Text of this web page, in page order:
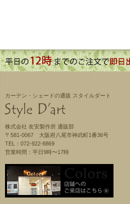
カーテン・シェードの通販 スタイルダート
株式会社 友安製作所 通販部
〒581-0067 大阪府八尾市神武町1番36号
TEL：072-922-8869
営業時間：平日9時〜17時